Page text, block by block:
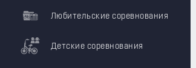
Любительские соревнования
Детские соревнования